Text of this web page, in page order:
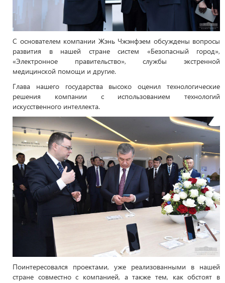
С основателем компании Жэнь Чжэнфэем обсуждены вопросы
развития в нашей стране систем «Безопасный город»,
«Электронное правительство», службы экстренной
медицинской помощи и другие.
Глава нашего государства высоко оценил технологические
решения компании с использованием технологий
искусственного интеллекта.
Поинтересовался проектами, уже реализованными в нашей
стране совместно с компанией, а также тем, как обстоят в